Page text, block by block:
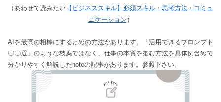
（あわせて読みたい 【ビジネススキル】必須スキル・思考方法・コミュ
ニケーション ）
AIを最高の相棒にするための方法があります。「活用できるプロンプト
〇〇選」のような枝葉ではなく、仕事の本質を掴む方法を具体例含めて
分かりやすく解説したnoteの記事があります。参照下さい。